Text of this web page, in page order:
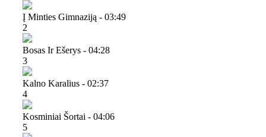
Į Minties Gimnaziją - 03:49
2
Bosas Ir Ešerys - 04:28
3
Kalno Karalius - 02:37
4
Kosminiai Šortai - 04:06
5